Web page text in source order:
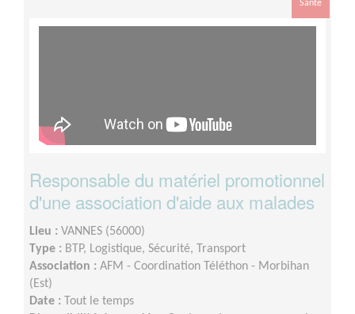
Santé
Responsable du matériel promotionnel
d'une association d'aide aux malades
Lieu : VANNES (56000)
Type : BTP, Logistique, Sécurité, Transport
Association : AFM - Coordination Téléthon - Morbihan
(Est)
Date :
Tout le temps